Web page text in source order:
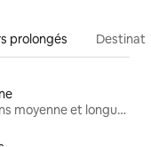
prolongés
Locations moyenne et longue durée